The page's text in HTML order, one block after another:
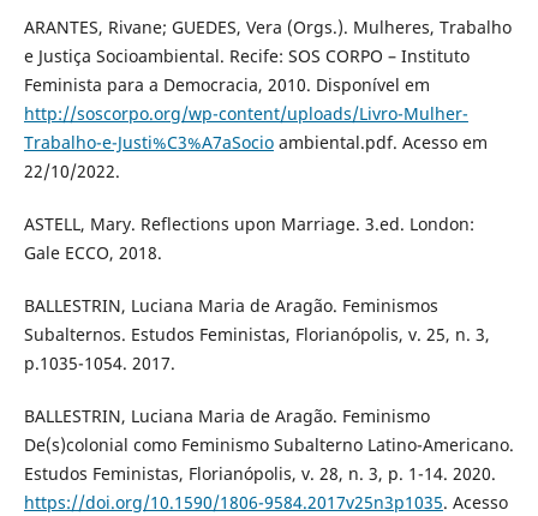
ARANTES, Rivane; GUEDES, Vera (Orgs.). Mulheres, Trabalho
e Justiça Socioambiental. Recife: SOS CORPO – Instituto
Feminista para a Democracia, 2010. Disponível em
http://soscorpo.org/wp-content/uploads/Livro-Mulher-
Trabalho-e-Justi%C3%A7aSocioambiental.pdf. Acesso em
22/10/2022.
ASTELL, Mary. Reflections upon Marriage. 3.ed. London:
Gale ECCO, 2018.
BALLESTRIN, Luciana Maria de Aragão. Feminismos
Subalternos. Estudos Feministas, Florianópolis, v. 25, n. 3,
p.1035-1054. 2017.
BALLESTRIN, Luciana Maria de Aragão. Feminismo
De(s)colonial como Feminismo Subalterno Latino-Americano.
Estudos Feministas, Florianópolis, v. 28, n. 3, p. 1-14. 2020.
https://doi.org/10.1590/1806-9584.2017v25n3p1035. Acesso